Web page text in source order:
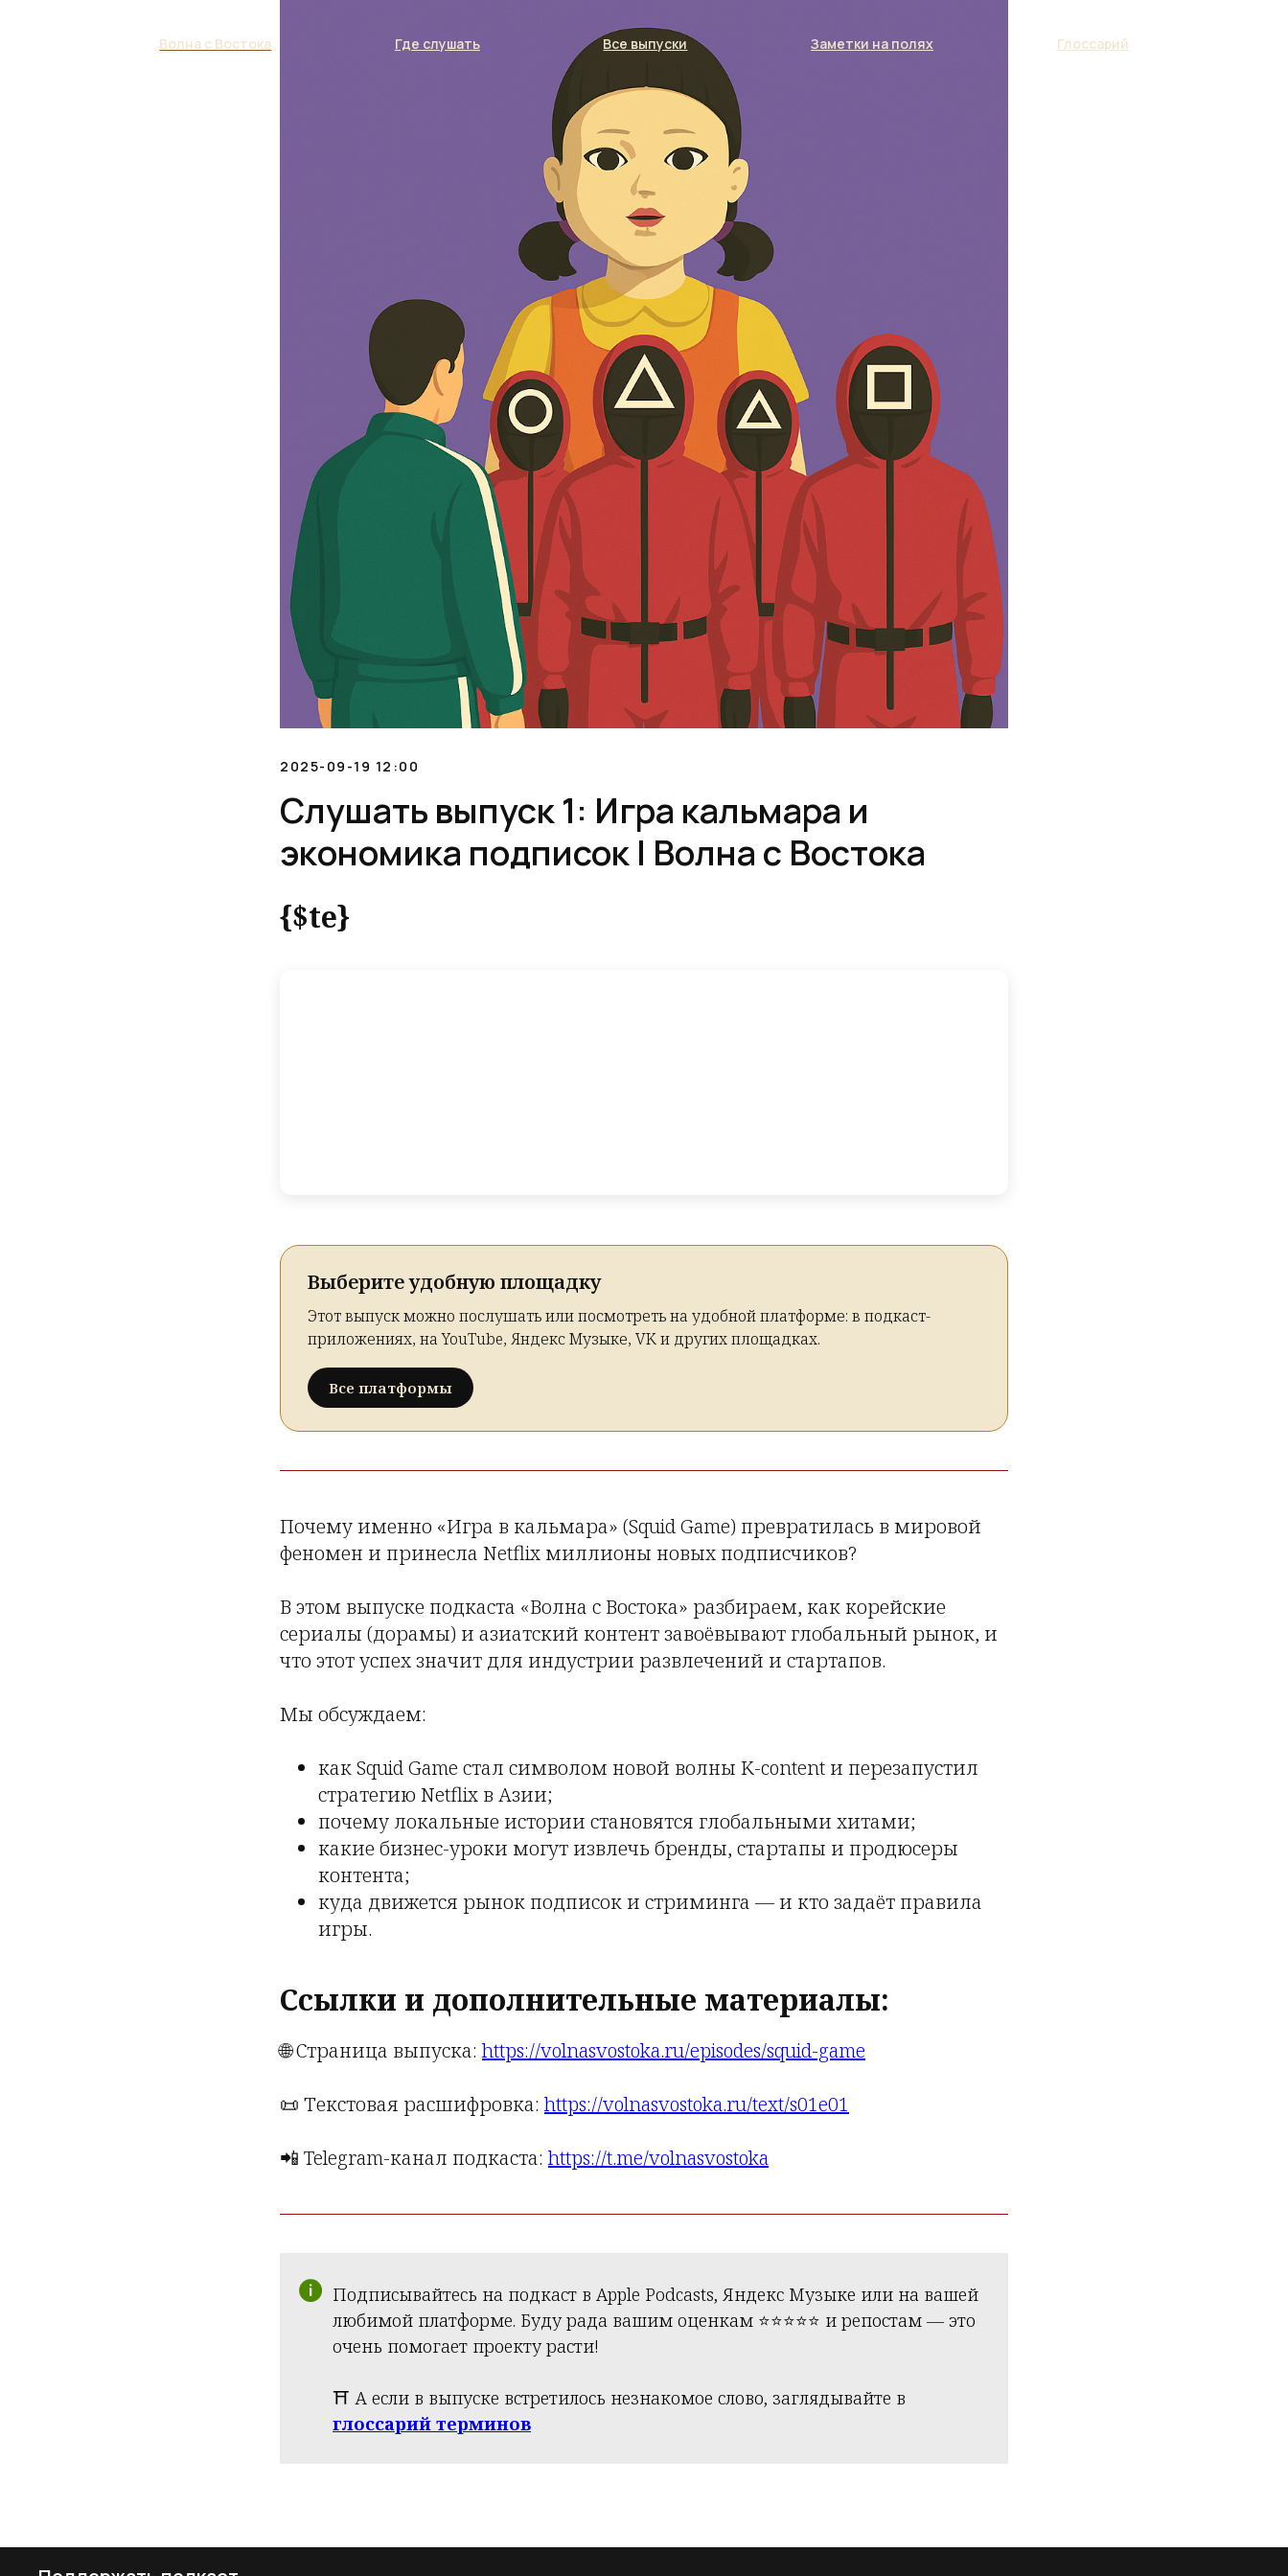
Волна с Востока Где слушать Все выпуски Заметки на полях Глоссарий
2025-09-19 12:00
Слушать выпуск 1: Игра кальмара и
экономика подписок | Волна с Востока
{$te}
Выберите удобную площадку
Этот выпуск можно послушать или посмотреть на удобной платформе: в подкаст-
приложениях, на YouTube, Яндекс Музыке, VK и других площадках.
Все платформы
Почему именно «Игра в кальмара» (Squid Game) превратилась в мировой
феномен и принесла Netflix миллионы новых подписчиков?
В этом выпуске подкаста «Волна с Востока» разбираем, как корейские
сериалы (дорамы) и азиатский контент завоёвывают глобальный рынок, и
что этот успех значит для индустрии развлечений и стартапов.
Мы обсуждаем:
как Squid Game стал символом новой волны K-content и перезапустил
стратегию Netflix в Азии;
почему локальные истории становятся глобальными хитами;
какие бизнес-уроки могут извлечь бренды, стартапы и продюсеры
контента;
куда движется рынок подписок и стриминга — и кто задаёт правила
игры.
Ссылки и дополнительные материалы:
🌐 Страница выпуска:https://volnasvostoka.ru/episodes/squid-game
📜 Текстовая расшифровка:https://volnasvostoka.ru/text/s01e01
📲 Telegram-канал подкаста:https://t.me/volnasvostoka
Подписывайтесь на подкаст в Apple Podcasts, Яндекс Музыке или на вашей
любимой платформе. Буду рада вашим оценкам ⭐️⭐️⭐️⭐️⭐️ и репостам — это
очень помогает проекту расти!
⛩️ А если в выпуске встретилось незнакомое слово, заглядывайте в
глоссарий терминов